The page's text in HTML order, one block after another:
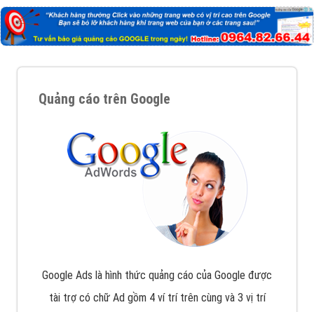
Quảng cáo trên Google
Google Ads là hình thức quảng cáo của Google được
tài trợ có chữ Ad gồm 4 ví trí trên cùng và 3 vị trí